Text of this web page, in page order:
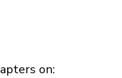
on: